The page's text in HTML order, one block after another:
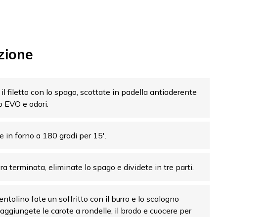
il filetto con lo spago, scottate in padella antiaderente
EVO e odori.
in forno a 180 gradi per 15′.
terminata, eliminate lo spago e dividete in tre parti.
fate un soffritto con il burro e lo scalogno
le carote a rondelle, il brodo e cuocere per